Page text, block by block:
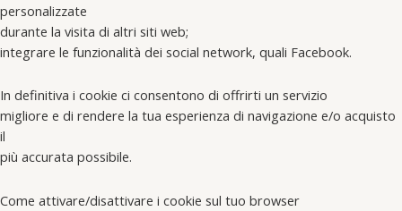
personalizzate
durante la visita di altri siti web;
integrare le funzionalità dei social network, quali Facebook.
In definitiva i cookie ci consentono di offrirti un servizio
migliore e di rendere la tua esperienza di navigazione e/o acquisto
il
più accurata possibile.
Come attivare/disattivare i cookie sul tuo browser